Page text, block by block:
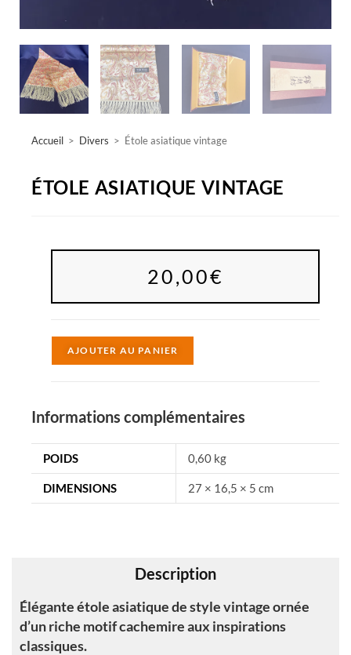
Accueil > Divers > Étole asiatique vintage
ÉTOLE ASIATIQUE VINTAGE
20,00€
AJOUTER AU PANIER
n
a
t
:
Informations complémentaires
POIDS 0,60 kg
DIMENSIONS 27 × 16,5 × 5 cm
Description
Élégante étole asiatique de style vintage ornée
d’un riche motif cachemire aux inspirations
classiques.